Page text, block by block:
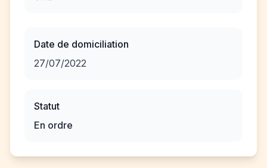
Date de domiciliation
27/07/2022
Statut
En ordre